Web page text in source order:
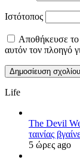
Ιστότοπος
Αποθήκευσε το
αυτόν τον πλοηγό
Life
The Devil
ταινίας
5 ώρες ago